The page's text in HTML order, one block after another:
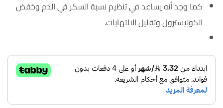
كما وجد أنه يساعد في تنظيم نسبة السكر في الدم وخفض
الكوليسترول وتقليل الالتهابات.